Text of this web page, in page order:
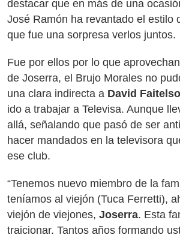
destacar que en más de una
José Ramón ha revantado el estilo
que fue una sorpresa verlos juntos.
Fue por ellos por lo que
de Joserra, el Brujo Morales no
una clara indirecta a David
ido a trabajar a Televisa. Aunque
allá, señalando que pasó de ser
hacer mandados en la televisora
ese club.
“Tenemos nuevo miembro de la
teníamos al viejón (Tuca Ferretti),
viejón de viejones, Joserra. Esta
traicionar. Tantos años formando